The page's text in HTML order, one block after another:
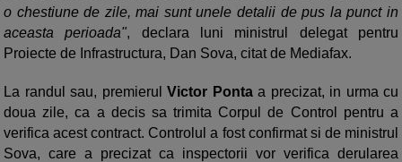
o chestiune de zile, mai sunt unele detalii de pus la punct in
aceasta perioada", declara luni ministrul delegat pentru
Proiecte de Infrastructura, Dan Sova, citat de Mediafax.
La randul sau, premierul Victor Pontaa precizat, in urma cu
doua zile, ca a decis sa trimita Corpul de Control pentru a
verifica acest contract. Controlul a fost confirmat si de ministrul
Sova, care a precizat ca inspectorii vor verifica derularea